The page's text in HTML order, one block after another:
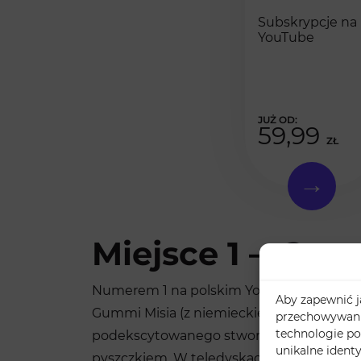
Aby zapewnić
technologie
unikalne
Subskrypcje na
YouTube
59,99 ZŁ
Miejsce 1 –
Numerem 1 na polskim YouTubie od roku
Gummi Misia (z niemieckiego:
podekscytowanego stworka z